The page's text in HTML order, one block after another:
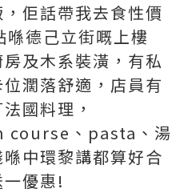
佢話帶我去食性價
德己立街嘅上樓
及木系裝潢，有私
濶落舒適，店員有
國料理，
、pasta、湯
中環黎講都算好合
優惠!